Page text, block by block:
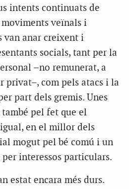
intents continuats de
veïnals i
van anar creixent i
socials, tant per la
–no remunerat, a
privat–, com pels atacs i la
part dels gremis. Unes
pel fet que el
en el millor dels
mogut pel bé comú i un
interessos particulars.
estat encara més durs.